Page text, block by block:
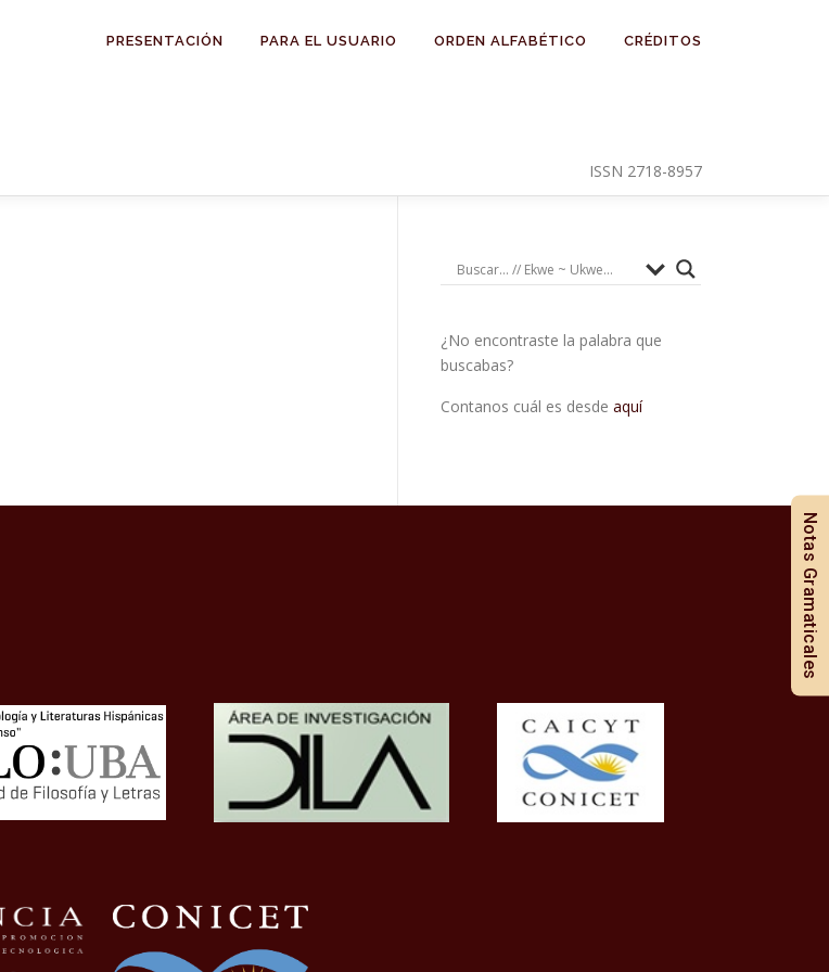
PRESENTACIÓN PARA EL USUARIO ORDEN ALFABÉTICO CRÉDITOS
ISSN 2718-8957
¿No encontraste la palabra que
buscabas?
Contanos cuál es desde aquí
Notas Gramaticales